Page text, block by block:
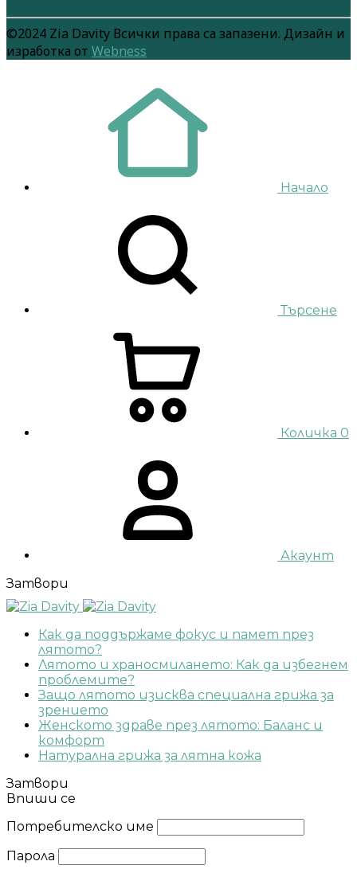
©2024 Zia Davity Всички права са запазени. Дизайн и
изработка от Webness
Начало
Търсене
Количка 0
Акаунт
Затвори
Как да поддържаме фокус и памет през
лятото?
Лятото и храносмилането: Как да избегнем
проблемите?
Защо лятото изисква специална грижа за
зрението
Женското здраве през лятото: Баланс и
комфорт
Натурална грижа за лятна кожа
Затвори
Впиши се
Потребителско име
Парола